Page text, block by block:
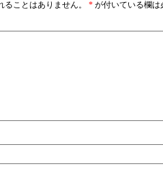
ことはありません。 * が付いている欄は